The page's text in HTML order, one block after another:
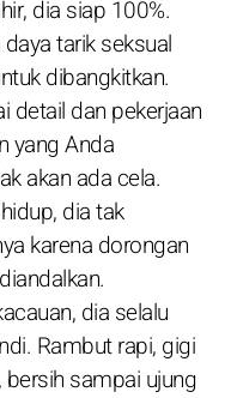
dia siap 100%.
tarik seksual
dibangkitkan.
detail dan pekerjaan
yang Anda
akan ada cela.
dia tak
karena dorongan
dia selalu
Rambut rapi, gigi
bersih sampai ujung